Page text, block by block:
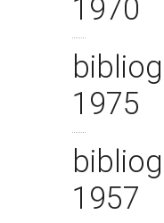
1970
1975
1957